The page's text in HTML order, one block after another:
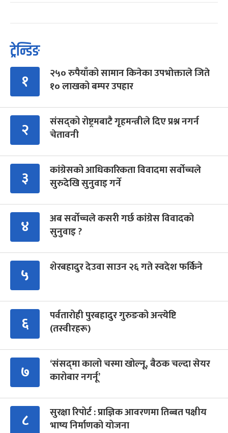
ट्रेन्डिङ
१
२५० रुपैयाँको सामान किनेका उपभोक्ताले जिते
१० लाखको बम्पर उपहार
२
संसद्को रोष्ट्रमबाटै गृहमन्त्रीले दिए प्रश्न नगर्न
चेतावनी
३
कांग्रेसको आधिकारिकता विवादमा सर्वोच्चले
सुरुदेखि सुनुवाइ गर्ने
४
अब सर्वोच्चले कसरी गर्छ कांग्रेस विवादको
सुनुवाइ ?
५ शेरबहादुर देउवा साउन २६ गते स्वदेश फर्किने
६
पर्वतारोही पुरबहादुर गुरुङको अन्त्येष्टि
(तस्वीरहरू)
७
‘संसद्‍मा कालो चस्मा खोल्नू, बैठक चल्दा सेयर
कारोबार नगर्नू’
८
सुरक्षा रिपोर्ट : प्राज्ञिक आवरणमा तिब्बत पक्षीय
भाष्य निर्माणको योजना